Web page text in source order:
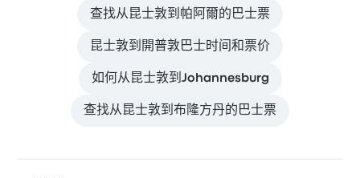
查找从昆士敦到帕阿爾的巴士票
昆士敦到開普敦巴士时间和票价
如何从昆士敦到Johannesburg
查找从昆士敦到布隆方丹的巴士票